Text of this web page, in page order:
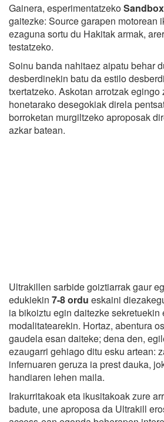
Gainera, esperimentatzekoSandbox
gaitezke: Source garapen motorean
ezaguna sortu du Hakitak armak,
testatzeko.
Soinu banda nahitaez aipatu behar
desberdinekin batu da estilo
txertatzeko. Askotan arrotzak
honetarako desegokiak direla
borroketan murgiltzeko aproposak
azkar batean.
Ultrakillen sarbide goiztiarrak gaur
edukiekin 7-8 ordu eskaini
ia bikoiztu egin daitezke sekretuekin
modalitatearekin. Hortaz, abentura
gaudela esan daiteke; dena den,
ezaugarri gehiago ditu esku artean:
infernuaren geruza ia prest dauka,
handiaren lehen maila.
Irakurritakoak eta ikusitakoak zure
badute, une aproposa da Ultrakill